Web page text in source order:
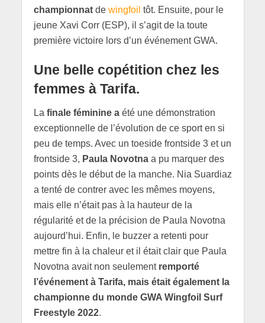
championnatde wingfoil tôt. Ensuite, pour le
jeune Xavi Corr (ESP), il s’agit de la toute
première victoire lors d’un événement GWA.
Une belle copétition chez les
femmes à Tarifa.
La finale féminine aété une démonstration
exceptionnelle de l’évolution de ce sport en si
peu de temps. Avec un toeside frontside 3 et un
frontside 3, Paula Novotnaa pu marquer des
points dès le début de la manche. Nia Suardiaz
a tenté de contrer avec les mêmes moyens,
mais elle n’était pas à la hauteur de la
régularité et de la précision de Paula Novotna
aujourd’hui. Enfin, le buzzer a retenti pour
mettre fin à la chaleur et il était clair que Paula
Novotna avait non seulement remporté
l’événement à Tarifa, mais était également la
championne du monde GWA Wingfoil Surf
Freestyle 2022.